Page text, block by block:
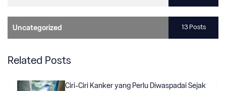
Uncategorized 13 Posts
Related Posts
Ciri-Ciri Kanker yang Perlu Diwaspadai Sejak